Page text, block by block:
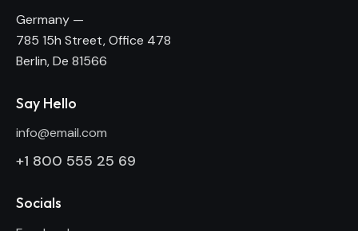
Germany —
785 15h Street, Office 478
Berlin, De 81566
Say Hello
info@email.com
+1 800 555 25 69
Socials